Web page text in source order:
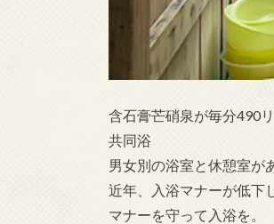
含石膏芒硝泉が毎分490
共同浴
男女別の浴室と休憩室が
近年、入浴マナーが低下
マナーを守って入浴を。